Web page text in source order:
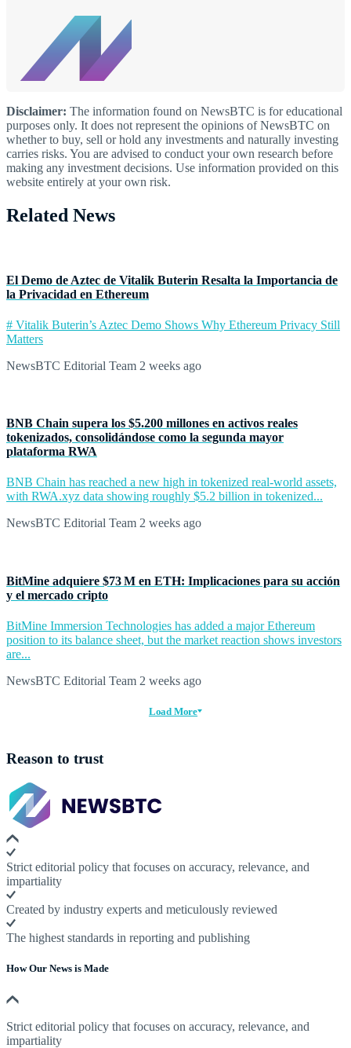
Disclaimer: The information found on NewsBTC is for educational
purposes only. It does not represent the opinions of NewsBTC on
whether to buy, sell or hold any investments and naturally investing
carries risks. You are advised to conduct your own research before
making any investment decisions. Use information provided on this
website entirely at your own risk.
Related News
El Demo de Aztec de Vitalik Buterin Resalta la Importancia de
la Privacidad en Ethereum
# Vitalik Buterin’s Aztec Demo Shows Why Ethereum Privacy Still
Matters
NewsBTC Editorial Team 2 weeks ago
BNB Chain supera los $5.200 millones en activos reales
tokenizados, consolidándose como la segunda mayor
plataforma RWA
BNB Chain has reached a new high in tokenized real-world assets,
with RWA.xyz data showing roughly $5.2 billion in tokenized...
NewsBTC Editorial Team 2 weeks ago
BitMine adquiere $73 M en ETH: Implicaciones para su acción
y el mercado cripto
BitMine Immersion Technologies has added a major Ethereum
position to its balance sheet, but the market reaction shows investors
are...
NewsBTC Editorial Team 2 weeks ago
Load More
Reason to trust
Strict editorial policy that focuses on accuracy, relevance, and
impartiality
Created by industry experts and meticulously reviewed
The highest standards in reporting and publishing
How Our News is Made
Strict editorial policy that focuses on accuracy, relevance, and
impartiality